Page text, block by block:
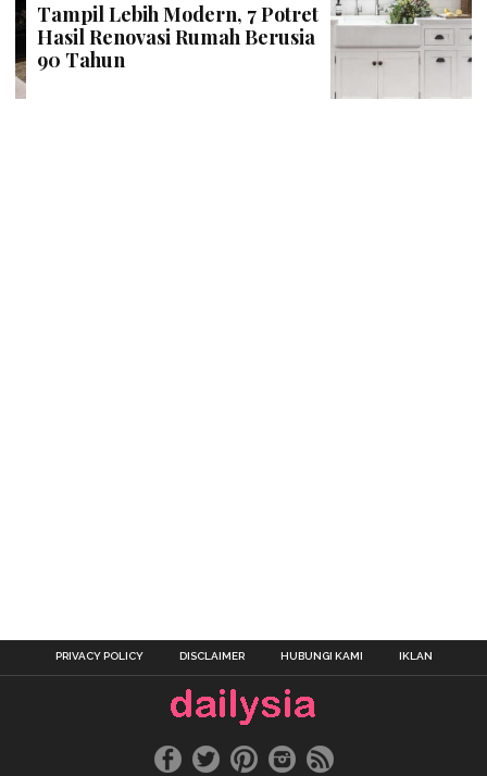
Tampil Lebih Modern, 7 Potret
Hasil Renovasi Rumah Berusia
90 Tahun
PRIVACY POLICY DISCLAIMER HUBUNGI KAMI IKLAN